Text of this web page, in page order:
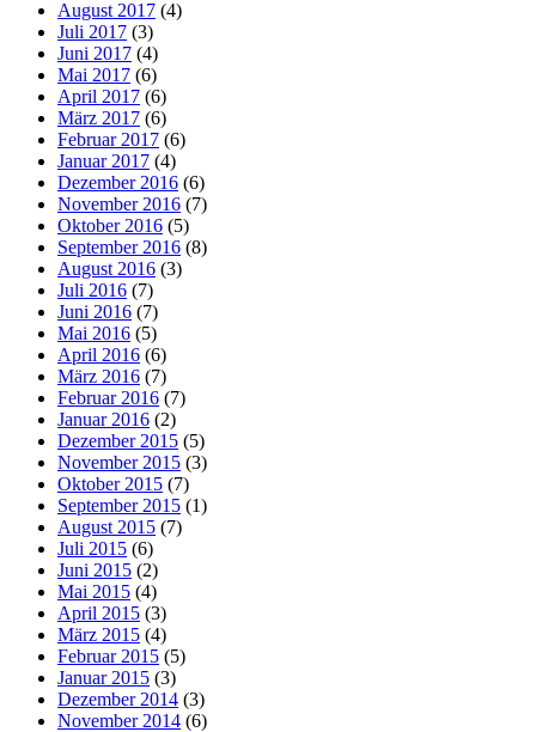
August 2017 (4)
Juli 2017 (3)
Juni 2017 (4)
Mai 2017 (6)
April 2017 (6)
März 2017 (6)
Februar 2017 (6)
Januar 2017 (4)
Dezember 2016 (6)
November 2016 (7)
Oktober 2016 (5)
September 2016 (8)
August 2016 (3)
Juli 2016 (7)
Juni 2016 (7)
Mai 2016 (5)
April 2016 (6)
März 2016 (7)
Februar 2016 (7)
Januar 2016 (2)
Dezember 2015 (5)
November 2015 (3)
Oktober 2015 (7)
September 2015 (1)
August 2015 (7)
Juli 2015 (6)
Juni 2015 (2)
Mai 2015 (4)
April 2015 (3)
März 2015 (4)
Februar 2015 (5)
Januar 2015 (3)
Dezember 2014 (3)
November 2014 (6)